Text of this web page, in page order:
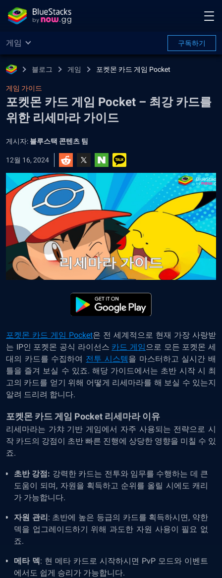
게임 구독하기
블로그 게임 포켓몬 카드 게임 Pocket
게임 가이드
포켓몬 카드 게임 Pocket – 최강 카드를
위한 리세마라 가이드
게시자: 블루스택 콘텐츠 팀
12월 16, 2024
포켓몬 카드 게임 Pocket은 전 세계적으로 현재 가장 사랑받
는 IP인 포켓몬 공식 라이선스 카드 게임으로 모든 포켓몬 세
대의 카드를 수집하여 전투 시스템을 마스터하고 실시간 배
틀을 즐겨 보실 수 있죠. 해당 가이드에서는 초반 시작 시 최
고의 카드를 얻기 위해 어떻게 리세마라를 해 보실 수 있는지
알려 드리려 합니다.
포켓몬 카드 게임 Pocket 리세마라 이유
리세마라는 가챠 기반 게임에서 자주 사용되는 전략으로 시
작 카드의 강점이 초반 빠른 진행에 상당한 영향을 미칠 수 있
죠.
초반 강점: 강력한 카드는 전투와 임무를 수행하는 데 큰
도움이 되며, 자원을 획득하고 순위를 올릴 시에도 캐리
가 가능합니다.
자원 관리: 초반에 높은 등급의 카드를 획득하시면, 약한
덱을 업그레이드하기 위해 과도한 자원 사용이 필요 없
죠.
메타 덱: 현 메타 카드로 시작하시면 PvP 모드와 이벤트
에서도 쉽게 승리가 가능합니다.